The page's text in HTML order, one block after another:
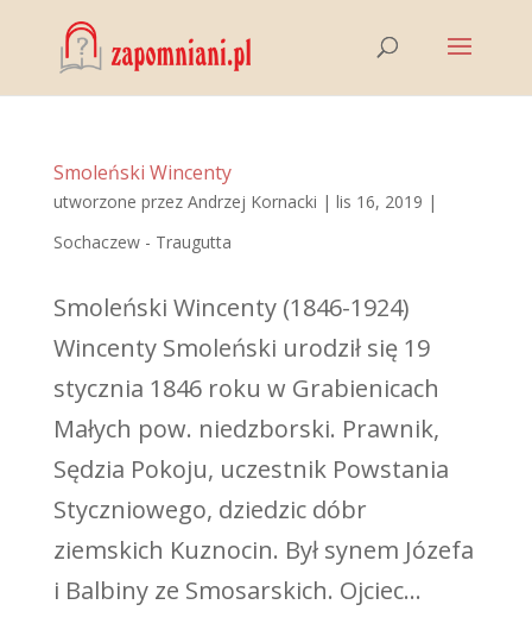
Smoleński Wincenty
utworzone przez Andrzej Kornacki | lis 16, 2019 |
Sochaczew - Traugutta
Smoleński Wincenty (1846-1924)
Wincenty Smoleński urodził się 19
stycznia 1846 roku w Grabienicach
Małych pow. niedzborski. Prawnik,
Sędzia Pokoju, uczestnik Powstania
Styczniowego, dziedzic dóbr
ziemskich Kuznocin. Był synem Józefa
i Balbiny ze Smosarskich. Ojciec...